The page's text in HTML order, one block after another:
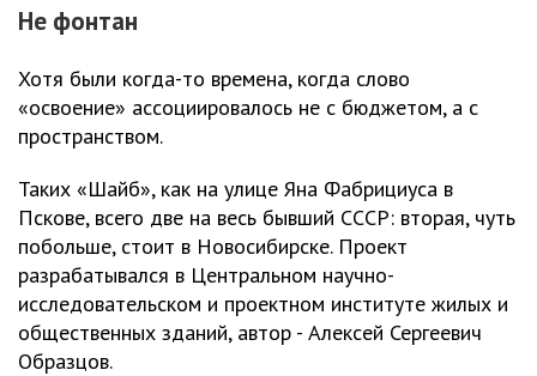
Не фонтан
Хотя были когда-то времена, когда слово
«освоение» ассоциировалось не с бюджетом, а с
пространством.
Таких «Шайб», как на улице Яна Фабрициуса в
Пскове, всего две на весь бывший СССР: вторая, чуть
побольше, стоит в Новосибирске. Проект
разрабатывался в Центральном научно-
исследовательском и проектном институте жилых и
общественных зданий, автор - Алексей Сергеевич
Образцов.